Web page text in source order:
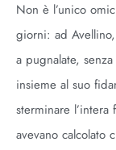
Non è l’unico
giorni: ad
a pugnalate,
insieme al suo
sterminare l’intera
avevano calcolato